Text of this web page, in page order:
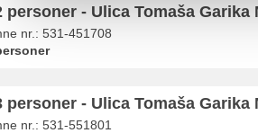
personer - Ulica Tomaša Garika
nr.: 531-451708
personer - Ulica Tomaša Garika
nr.: 531-551801